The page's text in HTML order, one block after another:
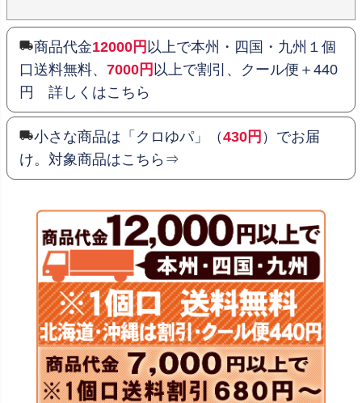
商品代金12000円 以上で本州・四国・九州１個
口送料無料、 7000円 以上で割引、クール便＋440
円 詳しくはこちら
小さな商品は「クロゆパ」（430円 ）でお届
け。対象商品はこちら⇒